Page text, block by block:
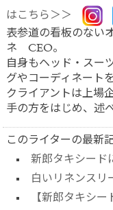
はこちら＞＞
表参道の看板のない
ネ CEO。
自身もヘッド・スー
グやコーディネート
クライアントは上場
手の方をはじめ、述
このライターの最新
新郎タキシード
白いリネンスリ
【新郎タキシ